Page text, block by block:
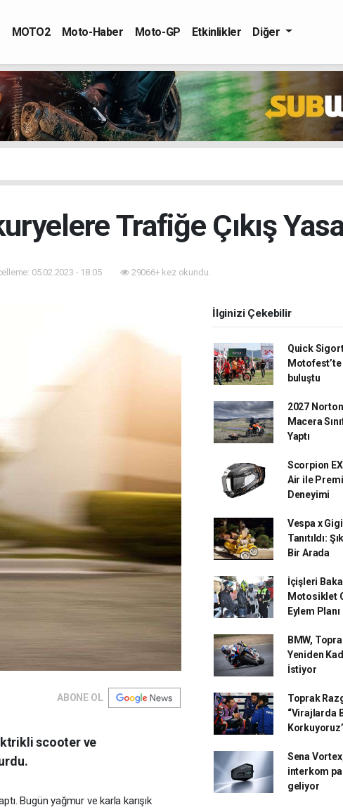
MOTO2 Moto-Haber Moto-GP Etkinlikler Diğer
Trafiğe Çıkış
05.02.2023 - 18:05 29066+ kez okundu.
ABONE OL
scooter ve
Bugün yağmur ve karla karışık
İlginizi Çekebilir
Quick
buluştu
2027
Macera
Yaptı
Scorpion
Air ile
Deneyimi
Vespa x
Tanıtıldı:
Bir Arada
İçişleri
Motosiklet
Eylem Planı
BMW,
Yeniden
İstiyor
Toprak
“Virajlarda
Sena
interkom
geliyor